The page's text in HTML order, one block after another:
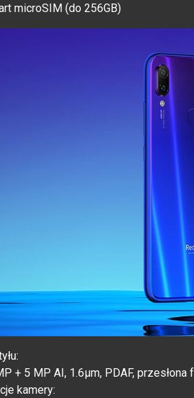
microSIM (do 256GB)
+ 5 MP AI, 1.6μm, PDAF, przesłona
kamery: